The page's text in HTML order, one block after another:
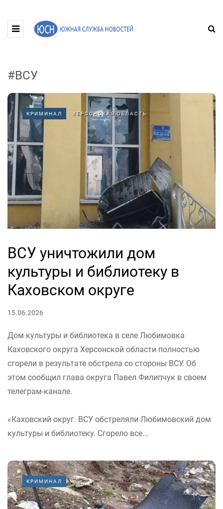
#ВСУ
КРИМИНАЛ ХЕРСОНСКАЯ ОБЛАСТЬ
ВСУ уничтожили дом
культуры и библиотеку в
Каховском округе
15.06.2026
Дом культуры и библиотека в селе Любимовка
Каховского округа Херсонской области полностью
сгорели в результате обстрела со стороны ВСУ. Об
этом сообщил глава округа Павел Филипчук в своем
телеграм-канале.
«Каховский округ. ВСУ обстреляли Любимовский дом
культуры и библиотеку. Сгорело все...
КРИМИНАЛ